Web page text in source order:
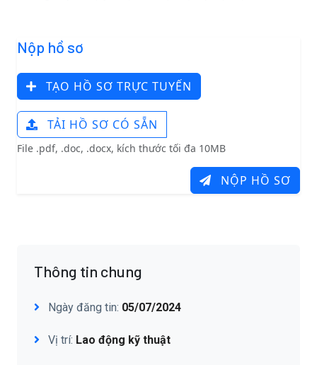
Nộp hồ sơ
TẠO HỒ SƠ TRỰC TUYẾN
TẢI HỒ SƠ CÓ SẴN
File .pdf, .doc, .docx, kích thước tối đa 10MB
NỘP HỒ SƠ
Thông tin chung
Ngày đăng tin: 05/07/2024
Vị trí: Lao động kỹ thuật